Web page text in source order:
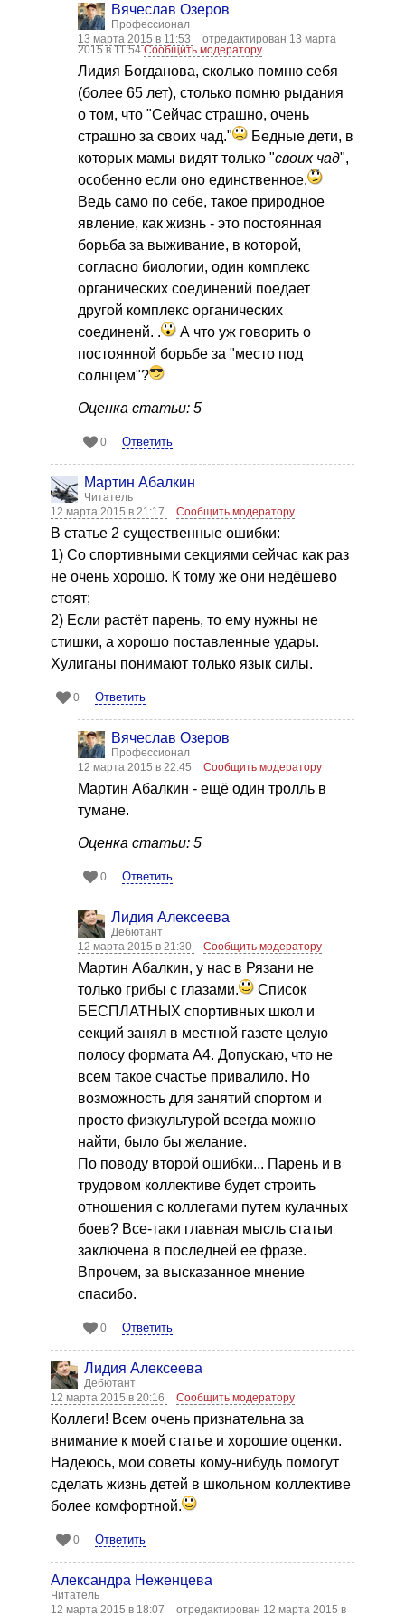
Вячеслав Озеров
Профессионал
13 марта 2015 в 11:53
отредактирован 13 марта
2015 в 11:54Сообщить модератору
Лидия Богданова, сколько помню себя
(более 65 лет), столько помню рыдания
о том, что "Сейчас страшно, очень
страшно за своих чад."
Бедные дети, в
которых мамы видят только "своих чад",
особенно если оно единственное.
Ведь само по себе, такое природное
явление, как жизнь - это постоянная
борьба за выживание, в которой,
согласно биологии, один комплекс
органических соединений поедает
другой комплекс органических
соединенй. .
А что уж говорить о
постоянной борьбе за "место под
солнцем"?
Оценка статьи: 5
0 Ответить
Мартин Абалкин
Читатель
12 марта 2015 в 21:17
Сообщить модератору
В статье 2 существенные ошибки:
1) Со спортивными секциями сейчас как раз
не очень хорошо. К тому же они недёшево
стоят;
2) Если растёт парень, то ему нужны не
стишки, а хорошо поставленные удары.
Хулиганы понимают только язык силы.
0 Ответить
Вячеслав Озеров
Профессионал
12 марта 2015 в 22:45
Сообщить модератору
Мартин Абалкин - ещё один тролль в
тумане.
Оценка статьи: 5
0 Ответить
Лидия Алексеева
Дебютант
12 марта 2015 в 21:30
Сообщить модератору
Мартин Абалкин, у нас в Рязани не
только грибы с глазами.
Список
БЕСПЛАТНЫХ спортивных школ и
секций занял в местной газете целую
полосу формата А4. Допускаю, что не
всем такое счастье привалило. Но
возможность для занятий спортом и
просто физкультурой всегда можно
найти, было бы желание.
По поводу второй ошибки... Парень и в
трудовом коллективе будет строить
отношения с коллегами путем кулачных
боев? Все-таки главная мысль статьи
заключена в последней ее фразе.
Впрочем, за высказанное мнение
спасибо.
0 Ответить
Лидия Алексеева
Дебютант
12 марта 2015 в 20:16
Сообщить модератору
Коллеги! Всем очень признательна за
внимание к моей статье и хорошие оценки.
Надеюсь, мои советы кому-нибудь помогут
сделать жизнь детей в школьном коллективе
более комфортной.
0 Ответить
Александра Неженцева
Читатель
12 марта 2015 в 18:07
отредактирован 12 марта 2015 в